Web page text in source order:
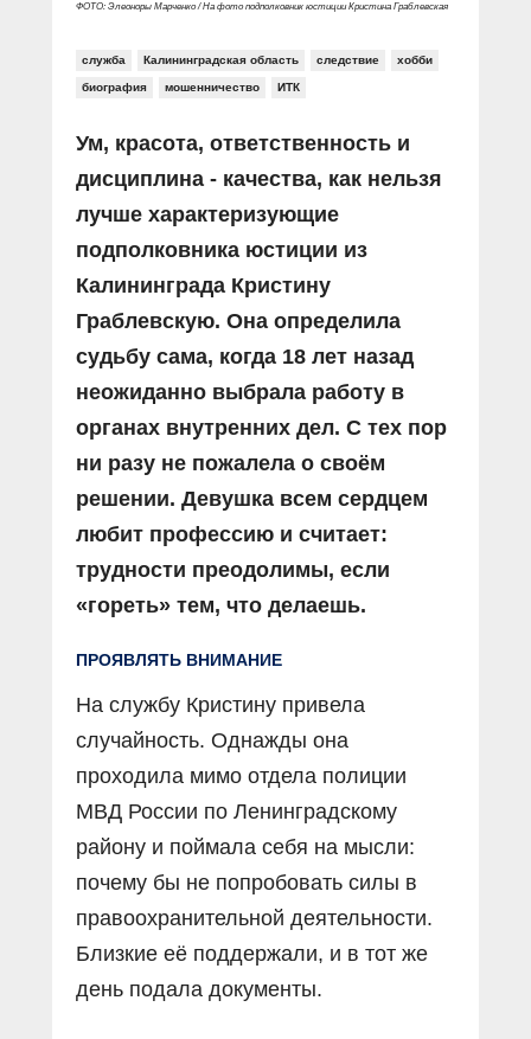
ФОТО: Элеоноры Марченко / На фото подполковник юстиции Кристина Граблевская
служба Калининградская область следствие хобби
биография мошенничество ИТК
Ум, красота, ответственность и
дисциплина - качества, как нельзя
лучше характеризующие
подполковника юстиции из
Калининграда Кристину
Граблевскую. Она определила
судьбу сама, когда 18 лет назад
неожиданно выбрала работу в
органах внутренних дел. С тех пор
ни разу не пожалела о своём
решении. Девушка всем сердцем
любит профессию и считает:
трудности преодолимы, если
«гореть» тем, что делаешь.
ПРОЯВЛЯТЬ ВНИМАНИЕ
На службу Кристину привела
случайность. Однажды она
проходила мимо отдела полиции
МВД России по Ленинградскому
району и поймала себя на мысли:
почему бы не попробовать силы в
правоохранительной деятельности.
Близкие её поддержали, и в тот же
день подала документы.